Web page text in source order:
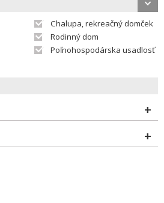
Chalupa, rekreačný domček
Rodinný dom
Poľnohospodárska usadlosť